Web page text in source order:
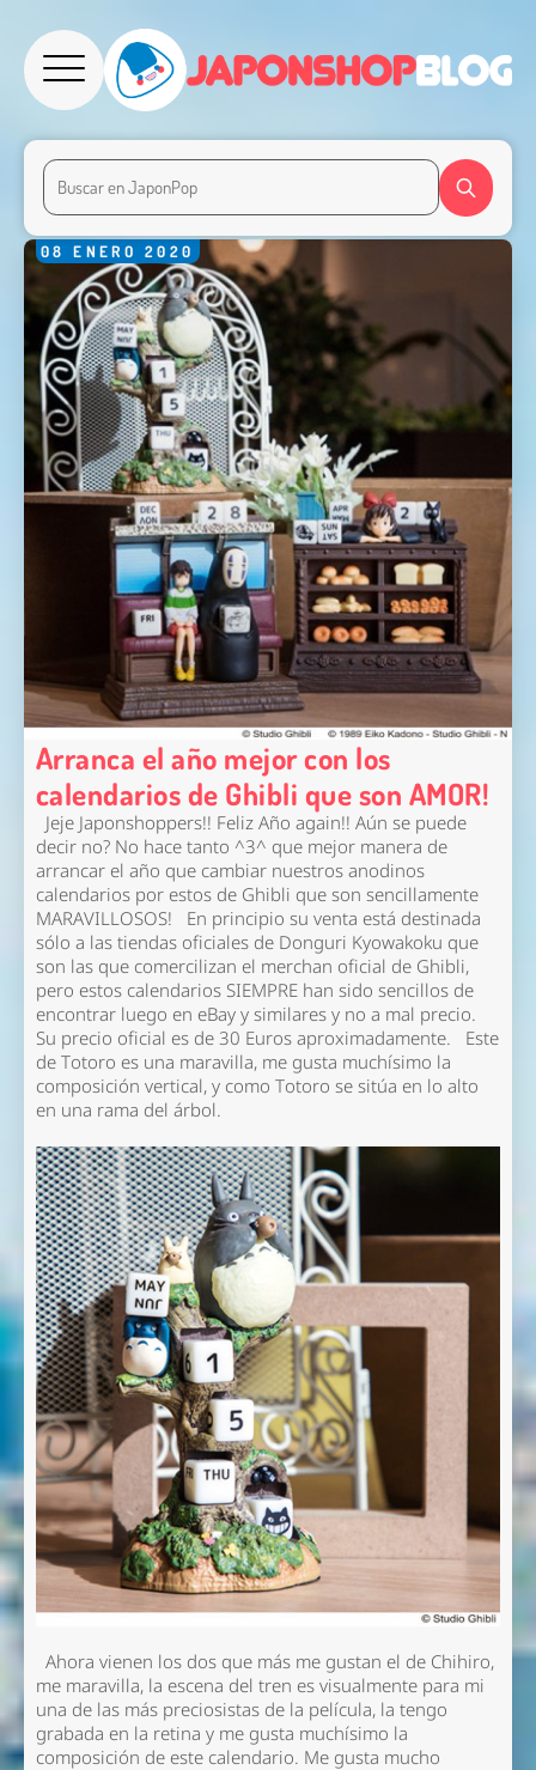
08 ENERO 2020
Arranca el año mejor con los
calendarios de Ghibli que son AMOR!
Jeje Japonshoppers!! Feliz Año again!! Aún se puede
decir no? No hace tanto ^3^ que mejor manera de
arrancar el año que cambiar nuestros anodinos
calendarios por estos de Ghibli que son sencillamente
MARAVILLOSOS! En principio su venta está destinada
sólo a las tiendas oficiales de Donguri Kyowakoku que
son las que comercilizan el merchan oficial de Ghibli,
pero estos calendarios SIEMPRE han sido sencillos de
encontrar luego en eBay y similares y no a mal precio.
Su precio oficial es de 30 Euros aproximadamente. Este
de Totoro es una maravilla, me gusta muchísimo la
composición vertical, y como Totoro se sitúa en lo alto
en una rama del árbol.
Ahora vienen los dos que más me gustan el de Chihiro,
me maravilla, la escena del tren es visualmente para mi
una de las más preciosistas de la película, la tengo
grabada en la retina y me gusta muchísimo la
composición de este calendario. Me gusta mucho